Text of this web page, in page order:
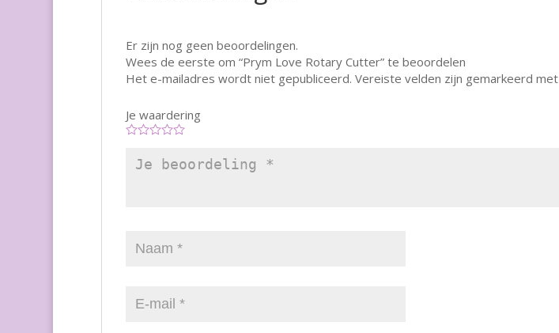
Er zijn nog geen beoordelingen.
Wees de eerste om “Prym Love Rotary Cutter” te beoordelen
Het e-mailadres wordt niet gepubliceerd. Vereiste velden zijn gemarkeerd met
Je waardering